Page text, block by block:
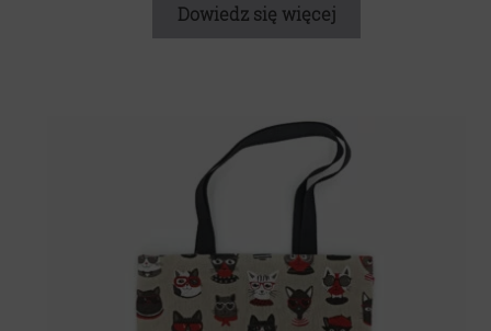
Dowiedz się więcej